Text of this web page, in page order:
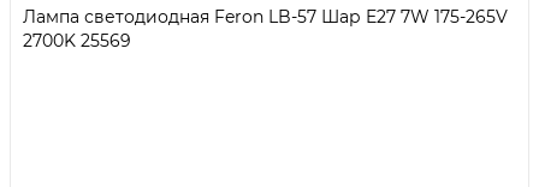
Лампа светодиодная Feron LB-57 Шар E27 7W 175-265V
2700K 25569